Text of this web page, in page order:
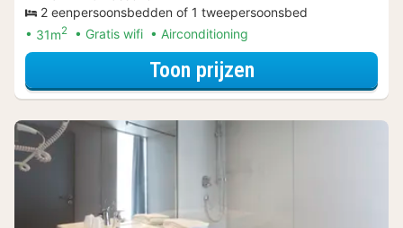
2 eenpersoonsbedden of 1 tweepersoonsbed
31m2 Gratis wifi Airconditioning
Toon prijzenvoor Standaard